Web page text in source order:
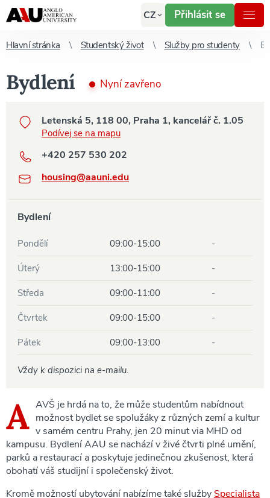
CZ Přihlásit se
Hlavní stránka Studentský život Služby pro studenty Bydlení
Bydlení Nyní zavřeno
Letenská 5, 118 00, Praha 1, kancelář č. 1.05
Podívej se na mapu
+420 257 530 202
housing@aauni.edu
Bydlení
Otevírací doba oddělení
Pondělí 09:00-15:00 -
Úterý 13:00-15:00 -
Středa 09:00-11:00 -
Čtvrtek 09:00-15:00 -
Pátek 09:00-13:00 -
Vždy k dispozici na e-mailu.
A AVŠ je hrdá na to, že může studentům nabídnout
možnost bydlet se spolužáky z různých zemí a kultur
v samém centru Prahy, jen 20 minut via MHD od
kampusu. Bydlení AAU se nachází v živé čtvrti plné umění,
parků a restaurací a poskytuje jedinečnou zkušenost, která
obohatí váš studijní i společenský život.
Kromě možností ubytování nabízíme také služby Specialista